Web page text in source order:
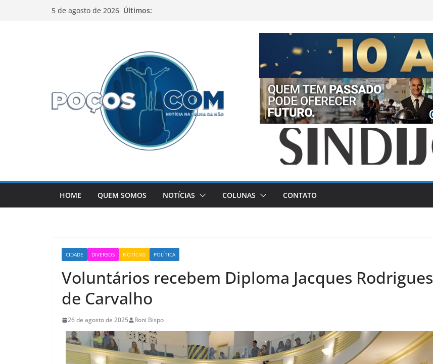
5 de agosto de 2026 Últimos:
HOME QUEM SOMOS NOTÍCIAS COLUNAS CONTATO
CIDADE DIVERSOS NOTÍCIAS POLÍTICA
Voluntários recebem Diploma Jacques Rodrigues
de Carvalho
26 de agosto de 2025 Roni Bispo